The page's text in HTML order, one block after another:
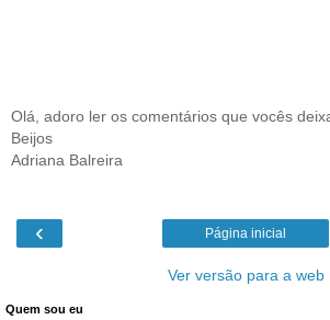
Olá, adoro ler os comentários que vocês
Beijos
Adriana Balreira
‹ Página inicial
Ver versão para a web
Quem sou eu